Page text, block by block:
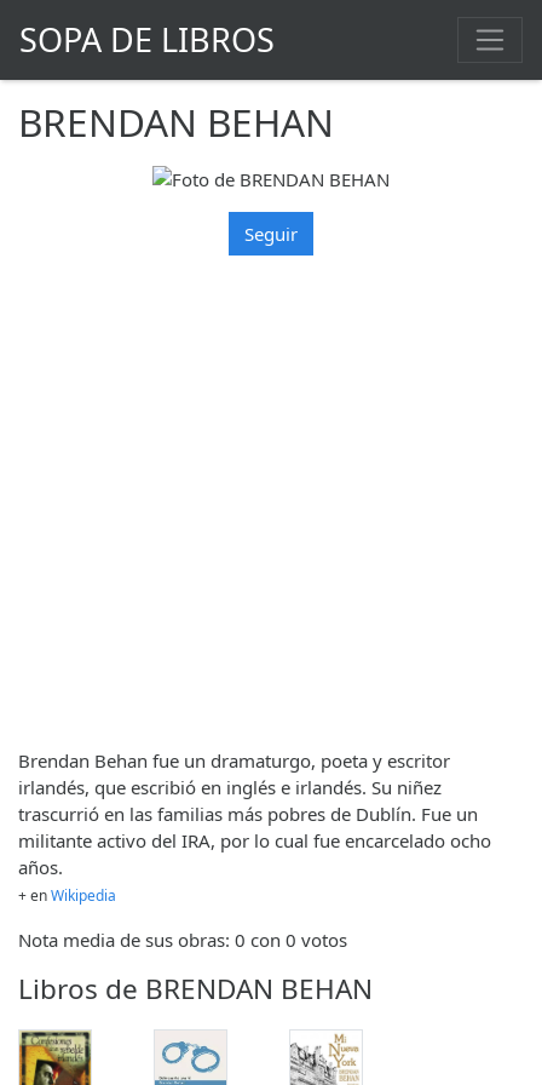
SOPA DE LIBROS
BRENDAN BEHAN
Seguir
Brendan Behan fue un dramaturgo, poeta y escritor
irlandés, que escribió en inglés e irlandés. Su niñez
trascurrió en las familias más pobres de Dublín. Fue un
militante activo del IRA, por lo cual fue encarcelado ocho
años.
+ enWikipedia
Nota media de sus obras: 0 con 0 votos
Libros de BRENDAN BEHAN